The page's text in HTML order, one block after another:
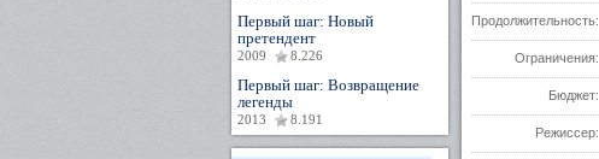
Первый шаг: Новый
претендент
2009 8.226
Первый шаг: Возвращение
легенды
2013 8.191
Продолжительность:
Ограничения:
Бюджет:
Режиссер: